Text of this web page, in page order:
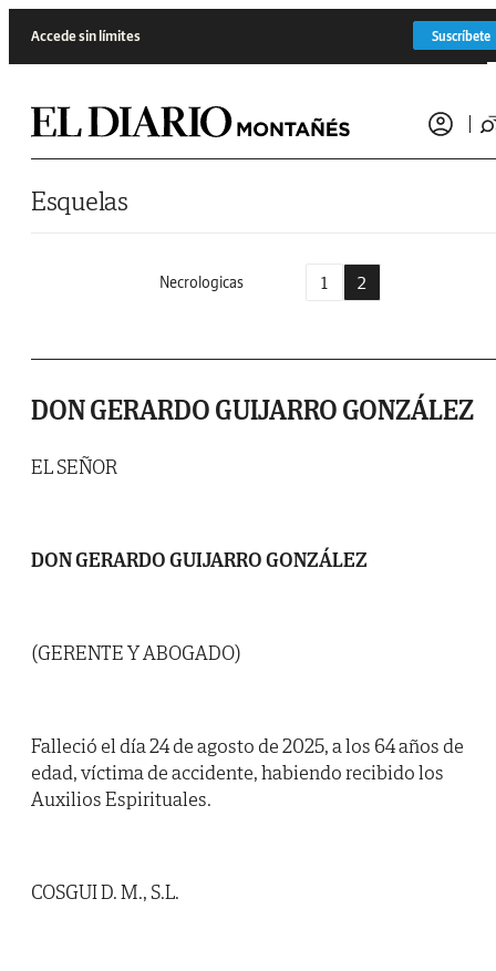
Accede sin límites Suscríbete
Esquelas
Necrologicas 1 2
DON GERARDO GUIJARRO GONZÁLEZ
EL SEÑOR
DON GERARDO GUIJARRO GONZÁLEZ
(GERENTE Y ABOGADO)
Falleció el día 24 de agosto de 2025, a los 64 años de
edad, víctima de accidente, habiendo recibido los
Auxilios Espirituales.
COSGUI D. M., S.L.